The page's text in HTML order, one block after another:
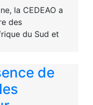
la CEDEAO a
des
du Sud et
de